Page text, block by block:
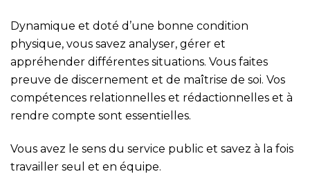
Dynamique et doté d’une bonne condition
physique, vous savez analyser, gérer et
appréhender différentes situations. Vous faites
preuve de discernement et de maîtrise de soi. Vos
compétences relationnelles et rédactionnelles et à
rendre compte sont essentielles.
Vous avez le sens du service public et savez à la fois
travailler seul et en équipe.